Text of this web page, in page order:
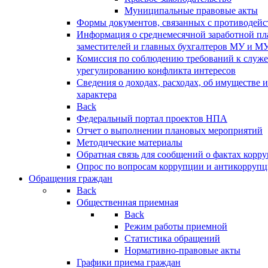
Муниципальные правовые акты
Формы документов, связанных с
Информация о среднемесячной заработной
заместителей и главных бухгалтеров МУ и
Комиссия по соблюдению требований к
урегулированию конфликта интересов
Сведения о доходах, расходах, об имуществе
характера
Back
Федеральный портал проектов НПА
Отчет о выполнении плановых мероприятий
Методические материалы
Обратная связь для сообщений о фактах
Опрос по вопросам коррупции и
Обращения граждан
Back
Общественная приемная
Back
Режим работы приемной
Статистика обращений
Нормативно-правовые акты
Графики приема граждан